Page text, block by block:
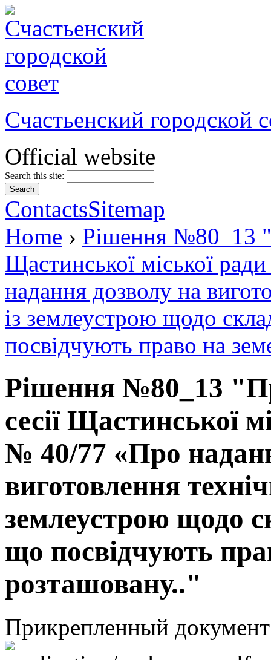
Счастьенский городской
Official website
Search this site:
ContactsSitemap
Home › Рішення №80_13
Щастинської міської
надання дозволу на
із землеустрою щодо
посвідчують право на
Рішення №80_13
сесії Щастинської
№ 40/77 «Про
виготовлення
землеустрою щодо
що посвідчують
розташовану.."
Прикрепленный